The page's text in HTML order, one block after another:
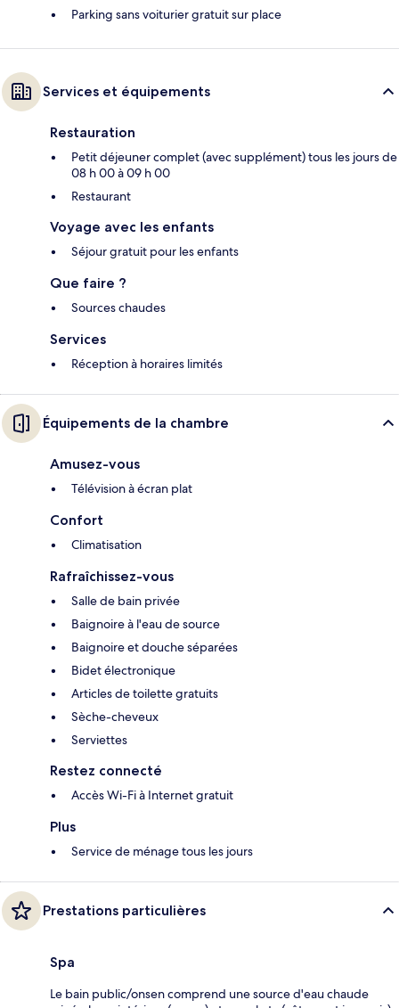
Parking sans voiturier gratuit sur place
Services et équipements
Restauration
Petit déjeuner complet (avec supplément) tous les jours de
08 h 00 à 09 h 00
Restaurant
Voyage avec les enfants
Séjour gratuit pour les enfants
Que faire ?
Sources chaudes
Services
Réception à horaires limités
Équipements de la chambre
Amusez-vous
Télévision à écran plat
Confort
Climatisation
Rafraîchissez-vous
Salle de bain privée
Baignoire à l'eau de source
Baignoire et douche séparées
Bidet électronique
Articles de toilette gratuits
Sèche-cheveux
Serviettes
Restez connecté
Accès Wi-Fi à Internet gratuit
Plus
Service de ménage tous les jours
Prestations particulières
Spa
Le bain public/onsen comprend une source d'eau chaude